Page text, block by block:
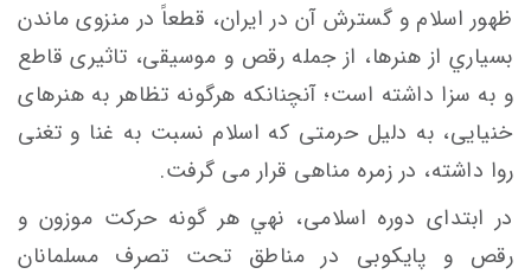
ظهور اسلام و گسترش آن در ايران، قطعاً در منزوی ماندن
بسياري از هنرها، از جمله رقص و موسیقی، تاثيری قاطع
و به سزا داشته است؛ آنچنانكه هرگونه‌ تظاهر به هنرهای
خنيايی، به دليل حرمتی که اسلام نسبت به غنا و تغنی
روا داشته، در زمره مناهی قرار می گرفت.
در ابتدای دوره اسلامی، نهي هر گونه حركت موزون و
رقص و پايكوبی در مناطق تحت تصرف مسلمانان